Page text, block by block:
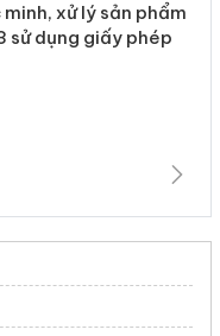
xử lý sản phẩm
sử dụng giấy phép